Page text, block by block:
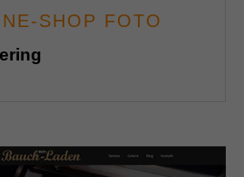
SHOP FOTO